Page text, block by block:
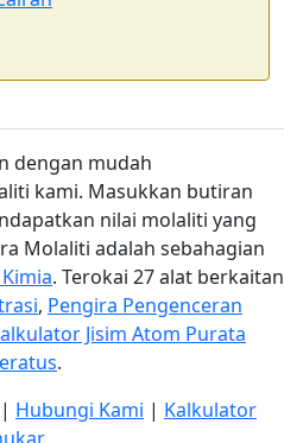
dengan mudah
kami. Masukkan butiran
nilai molaliti yang
Molaliti adalah sebahagian
. Terokai 27 alat berkaitan
, Pengira Pengenceran
Jisim Atom Purata
.
| Hubungi Kami | Kalkulator